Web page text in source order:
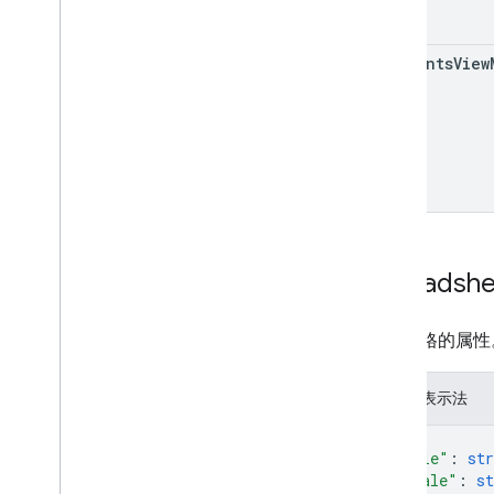
commentsView
电子表格的属
JSON 表示法
"title" :
"locale" :